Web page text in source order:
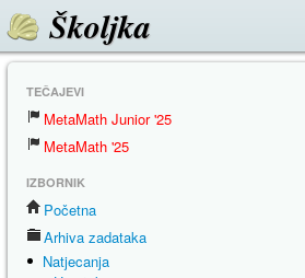
Školjka
TEČAJEVI
MetaMath Junior '25
MetaMath '25
IZBORNIK
Početna
Arhiva zadataka
Natjecanja